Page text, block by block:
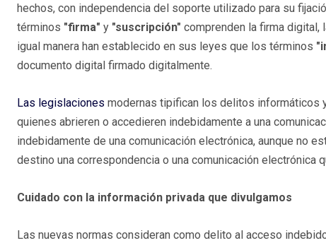
hechos, con independencia del soporte utilizado para su
términos "firma" y "suscripción" comprenden la firma digital,
igual manera han establecido en sus leyes que los términos
documento digital firmado digitalmente.
Las legislaciones modernas tipifican los delitos informáticos
quienes abrieren o accedieren indebidamente a una
indebidamente de una comunicación electrónica, aunque no
destino una correspondencia o una comunicación electrónica
Cuidado con la información privada que divulgamos
Las nuevas normas consideran como delito al acceso